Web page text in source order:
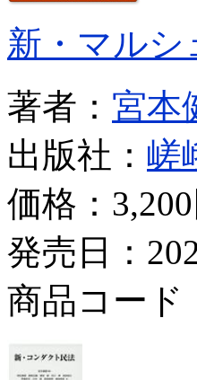
新・マルシ
著者： 宮本
出版社： 嵯
価格：
発売日：
商品コード